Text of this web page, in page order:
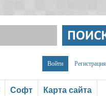
Войти Регистрация
Софт Карта сайта